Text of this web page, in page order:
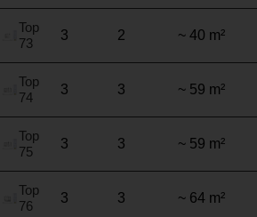
Top
73
3 2 ~ 40 m²
Top
74
3 3 ~ 59 m²
Top
75
3 3 ~ 59 m²
Top
76
3 3 ~ 64 m²